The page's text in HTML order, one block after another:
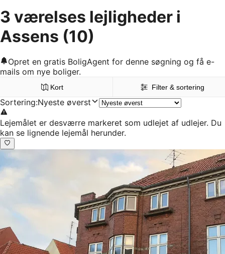
3 værelses lejligheder i
Assens (10)
Opret en gratis BoligAgent for denne søgning og få e-
mails om nye boliger.
Kort Filter & sortering
Sortering:Nyeste øverst
Lejemålet er desværre markeret som udlejet af udlejer. Du
kan se lignende lejemål herunder.